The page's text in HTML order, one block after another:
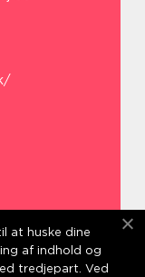
at huske dine
af indhold og
tredjepart. Ved